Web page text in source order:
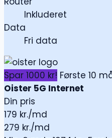
Inkluderet
Data
Fri data
Spar 1000 kr! Første 10
Oister 5G Internet
Din pris
179 kr./md
279 kr./md